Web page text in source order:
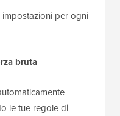
impostazioni per ogni
bruta
le tue regole di